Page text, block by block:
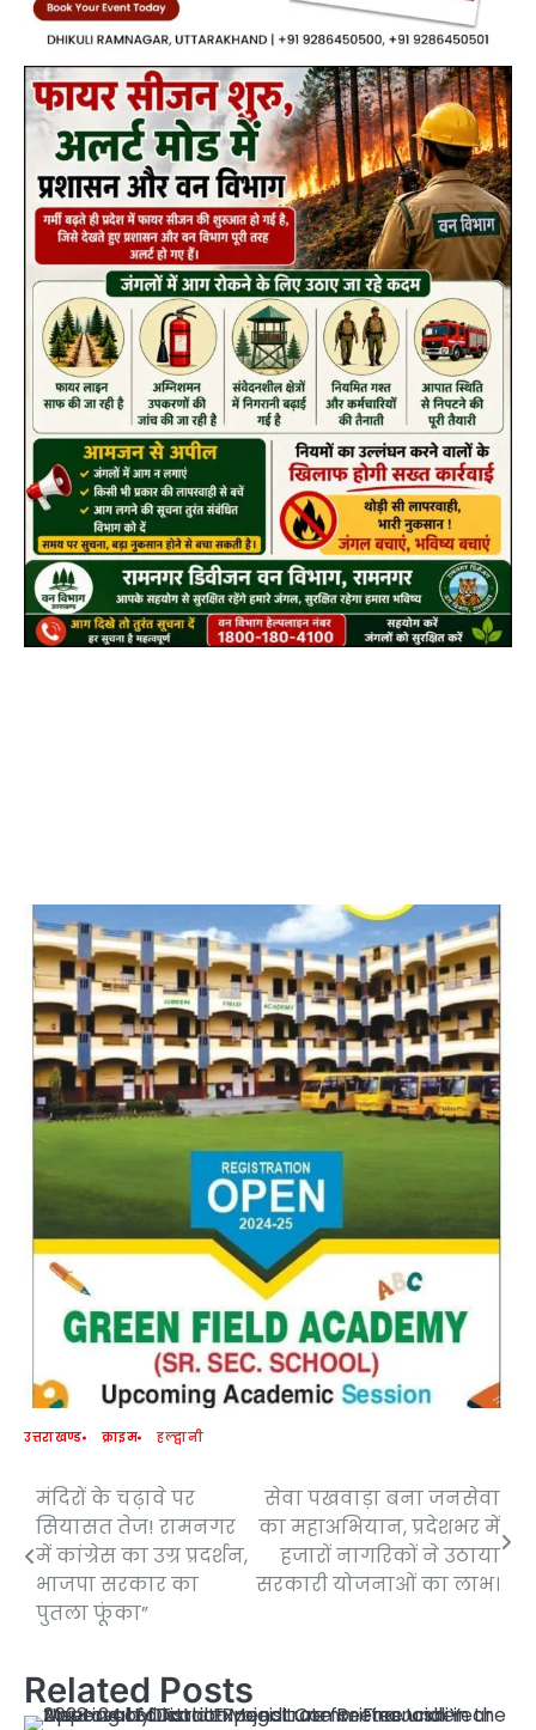
उत्तराखण्ड क्राइम हल्द्वानी
Post
navigation
मंदिरों के चढ़ावे पर
सियासत तेज! रामनगर
में कांग्रेस का उग्र प्रदर्शन,
भाजपा सरकार का
पुतला फूंका”
सेवा पखवाड़ा बना जनसेवा
का महाअभियान, प्रदेशभर में
हजारों नागरिकों ने उठाया
सरकारी योजनाओं का लाभ।
Related Posts